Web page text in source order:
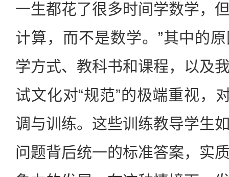
一生都花了很多时间学数学，
计算，而不是数学。”其中的
学方式、教科书和课程，以及
试文化对“规范”的极端重视，
调与训练。这些训练教导学生
问题背后统一的标准答案，实